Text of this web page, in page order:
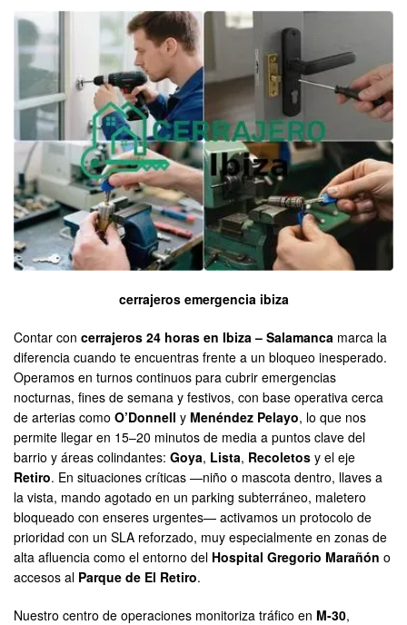
cerrajeros emergencia ibiza
Contar con cerrajeros 24 horas en Ibiza – Salamanca marca la
diferencia cuando te encuentras frente a un bloqueo inesperado.
Operamos en turnos continuos para cubrir emergencias
nocturnas, fines de semana y festivos, con base operativa cerca
de arterias como O’Donnell y Menéndez Pelayo, lo que nos
permite llegar en 15–20 minutos de media a puntos clave del
barrio y áreas colindantes: Goya, Lista, Recoletos y el eje
Retiro. En situaciones críticas —niño o mascota dentro, llaves a
la vista, mando agotado en un parking subterráneo, maletero
bloqueado con enseres urgentes— activamos un protocolo de
prioridad con un SLA reforzado, muy especialmente en zonas de
alta afluencia como el entorno del Hospital Gregorio Marañón o
accesos al Parque de El Retiro.
Nuestro centro de operaciones monitoriza tráfico en M-30,